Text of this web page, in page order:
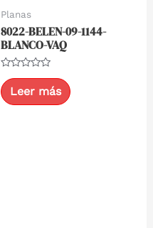
Planas
8022-BELEN-09-1144-
BLANCO-VAQ
Valorado
con
0
de
Leer más